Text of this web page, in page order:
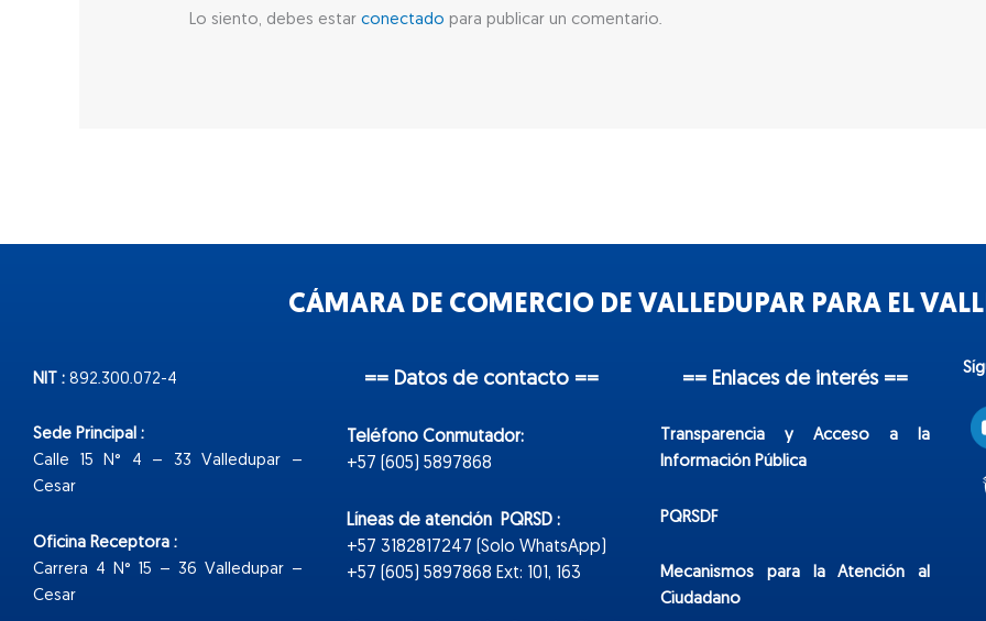
Lo siento, debes estarconectado para publicar un comentario.
CÁMARA DE COMERCIO DE VALLEDUPAR PARA EL
NIT : 892.300.072-4
Sede Principal :
Calle 15 N° 4 – 33 Valledupar –
Cesar
Oficina Receptora :
Carrera 4 N° 15 – 36 Valledupar –
Cesar
== Datos de contacto ==
Teléfono Conmutador:
+57 (605) 5897868
Líneas de atención PQRSD :
+57 3182817247 (Solo WhatsApp)
+57 (605) 5897868 Ext: 101, 163
== Enlaces de interés ==
Transparencia y Acceso a la
Información Pública
PQRSDF
Mecanismos para la Atención al
Ciudadano